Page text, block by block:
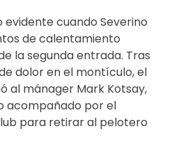
cuando Severino
de calentamiento
la segunda entrada. Tras
dolor en el montículo, el
al mánager Mark Kotsay,
acompañado por el
para retirar al pelotero